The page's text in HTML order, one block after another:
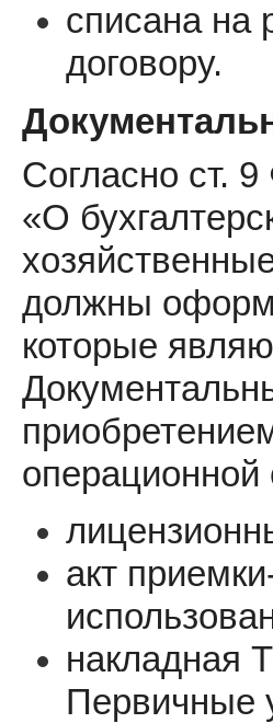
списана на
договору.
Согласно ст.
«О
должны
которые
акт
накладная
Первичные